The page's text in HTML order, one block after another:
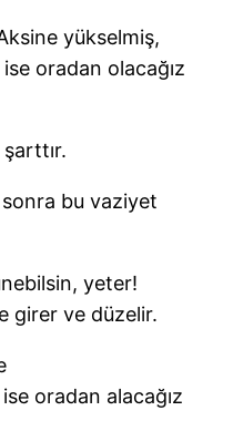
yükselmiş,
oradan olacağız
bu vaziyet
yeter!
girer ve düzelir.
oradan alacağız